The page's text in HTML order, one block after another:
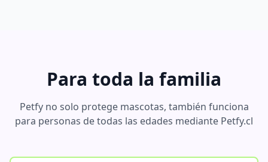
Para toda la familia
Petfy no solo protege mascotas, también funciona
para personas de todas las edades mediante Petfy.cl